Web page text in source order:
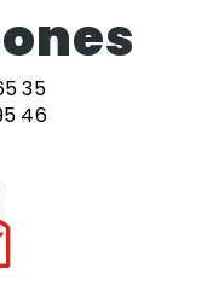
35
46